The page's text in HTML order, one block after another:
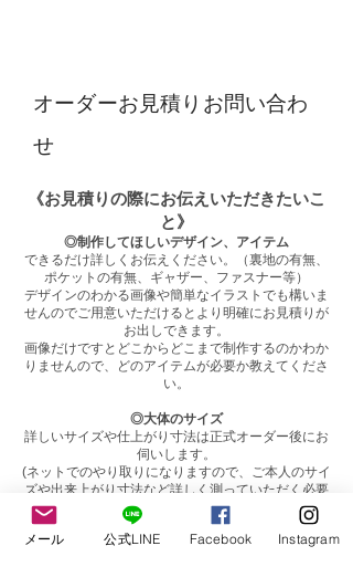
​オーダーお見積りお問い合わ
せ
《お見積りの際にお伝えいただきたいこ
と》
◎制作してほしいデザイン、アイテム
できるだけ詳しくお伝えください。​（裏地の有無、
ポケットの有無、ギャザー、ファスナー等）
デザインのわかる画像や簡単なイラストでも構いま
せんのでご用意いただけるとより明確にお見積りが
お出しできます。
画像だけですとどこからどこまで制作するのかわか
りませんので、どのアイテムが必要か教えてくださ
い。
◎大体のサイズ
詳しいサイズや仕上がり寸法は正式オーダー後にお
伺いします。
(ネットでのやり取りになりますので、ご本人のサイ
ズや出来上がり寸法など詳しく測っていただく必要
があります。）
お見積り時は子供用１２０ｃｍや、大人用Ｍサイ
メール 公式LINE Facebook Instagram